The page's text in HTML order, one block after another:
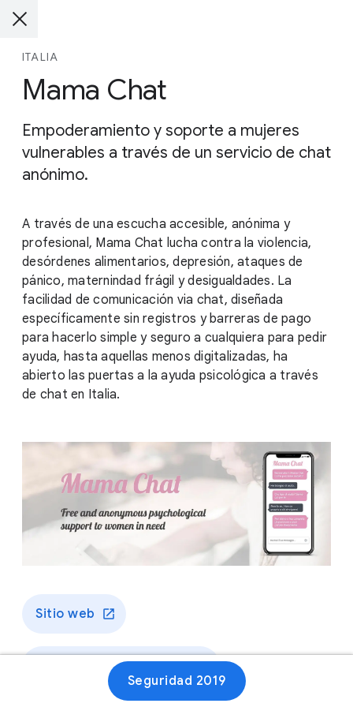
ITALIA
Mama Chat
Empoderamiento y soporte a mujeres
vulnerables a través de un servicio de chat
anónimo.
A través de una escucha accesible, anónima y
profesional, Mama Chat lucha contra la violencia,
desórdenes alimentarios, depresión, ataques de
pánico, maternindad frágil y desigualdades. La
facilidad de comunicación via chat, diseñada
específicamente sin registros y barreras de pago
para hacerlo simple y seguro a cualquiera para pedir
ayuda, hasta aquellas menos digitalizadas, ha
abierto las puertas a la ayuda psicológica a través
de chat en Italia.
Sitio web
Full case study (English)
Seguridad 2019